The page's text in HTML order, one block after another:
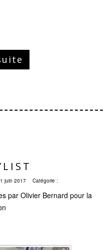
juin 2017 Catégorie :
par Olivier Bernard pour la